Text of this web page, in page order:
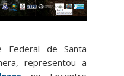
Federal de Santa
representou a